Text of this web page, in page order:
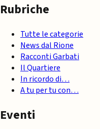
Rubriche
Tutte le categorie
News dal Rione
Racconti Garbati
Il Quartiere
In ricordo di…
A tu per tu con…
Eventi